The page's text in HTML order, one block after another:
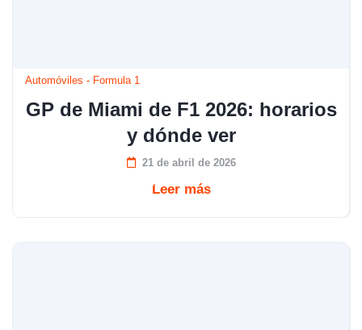
Automóviles - Formula 1
GP de Miami de F1 2026: horarios
y dónde ver
21 de abril de 2026
Leer más